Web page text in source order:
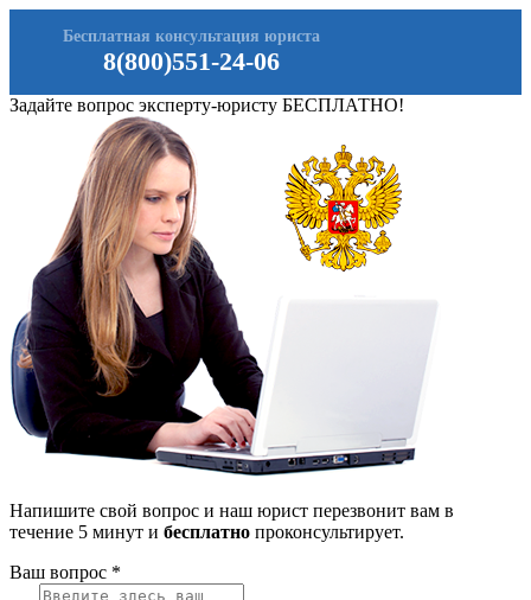
8(800)551-24-06
Бесплатная консультация юриста
Задайте вопрос эксперту-юристу БЕСПЛАТНО!
Напишите свой вопрос и наш юрист перезвонит вам в
течение 5 минут и бесплатно проконсультирует.
Ваш вопрос *